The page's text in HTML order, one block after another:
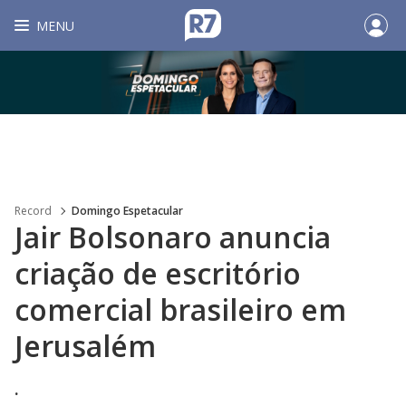
MENU
Record Domingo Espetacular
Jair Bolsonaro anuncia
criação de escritório
comercial brasileiro em
Jerusalém
.